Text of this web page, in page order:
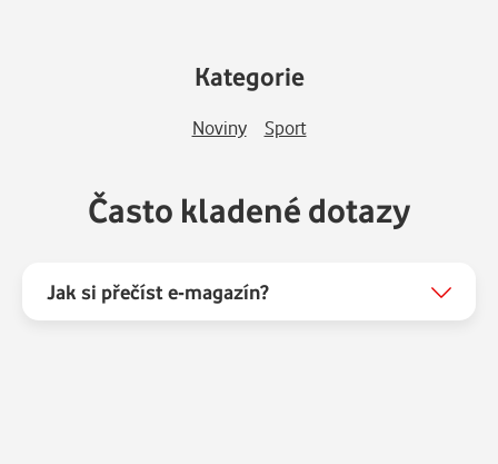
Kategorie
Noviny Sport
Často kladené dotazy
Jak si přečíst e-magazín?